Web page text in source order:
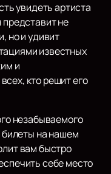
увидеть артиста
не
но и удивит
известных
и
кто решит его
незабываемого
билеты на нашем
вам быстро
себе место